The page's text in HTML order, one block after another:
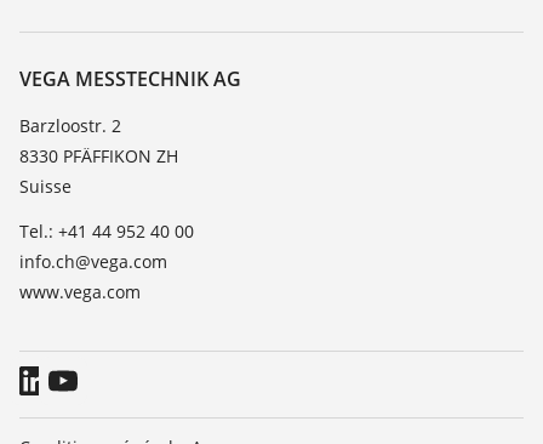
TeamViewer
À propos de VEGA
Contact
News
Presse
Blog
VEGA MESSTECHNIK AG
Barzloostr. 2
8330 PFÄFFIKON ZH
Suisse
Tel.: +41 44 952 40 00
info.ch@vega.com
www.vega.com